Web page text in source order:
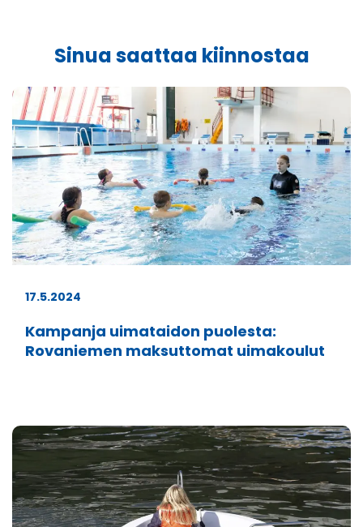
Sinua saattaa kiinnostaa
17.5.2024
Kampanja uimataidon puolesta:
Rovaniemen maksuttomat uimakoulut